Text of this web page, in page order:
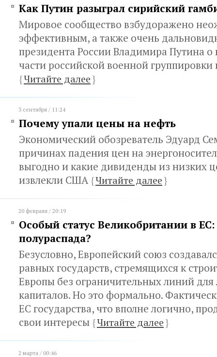
Как Путин разыграл сирийский
Мировое сообщество взбудоражено
эффективным, а также очень
президента России Владимира Путина
части российской военной
{Читайте далее}
3 сентября / 11:24
Почему упали цены на нефть
Экономический обозреватель Эдуард
причинах падения цен на
выгодно и какие дивиденды из низких
извлекли США{Читайте далее}
20 февраля / 20:19
Особый статус Великобритании в
полураспада?
Безусловно, Европейский союз
равных государств, стремящихся к
Европы без ограничительных линий
капиталов. Но это формально.
ЕС государства, что вполне логично,
свои интересы {Читайте далее}
2 марта / 00:46